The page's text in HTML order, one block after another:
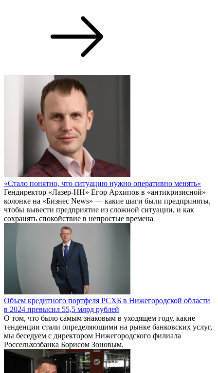
«Стало понятно, что ситуацию нужно оперативно менять»
Гендиректор «Лазер-НН» Егор Архипов в «антикризисной»
колонке на «Бизнес News» — какие шаги были предприняты,
чтобы вывести предприятие из сложной ситуации, и как
сохранять спокойствие в непростые времена
Объем кредитного портфеля РСХБ в Нижегородской области
в 2024 превысил 55,5 млрд рублей
О том, что было самым знаковым в уходящем году, какие
тенденции стали определяющими на рынке банковских услуг,
мы беседуем с директором Нижегородского филиала
Россельхозбанка Борисом Зоновым.